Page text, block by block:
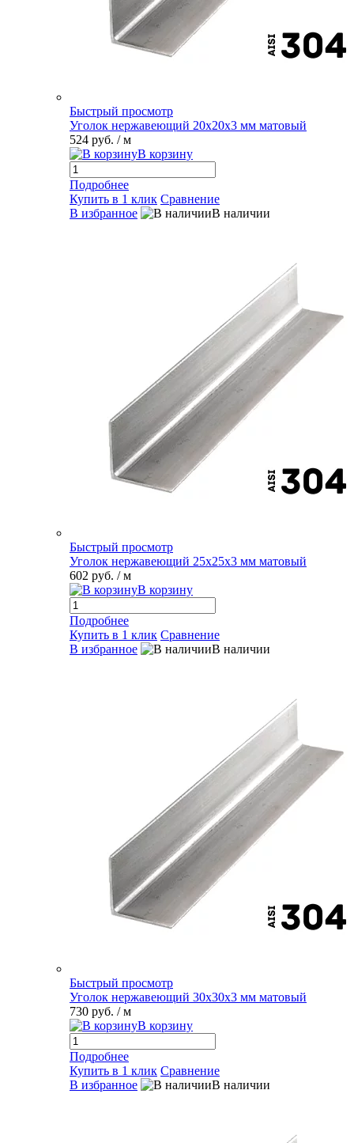
Быстрый просмотр
Уголок нержавеющий 20х20х3 мм матовый
524 руб. / м
В корзину
Подробнее
Купить в 1 клик Сравнение
В избранное
В наличии
Быстрый просмотр
Уголок нержавеющий 25х25х3 мм матовый
602 руб. / м
В корзину
Подробнее
Купить в 1 клик Сравнение
В избранное
В наличии
Быстрый просмотр
Уголок нержавеющий 30х30х3 мм матовый
730 руб. / м
В корзину
Подробнее
Купить в 1 клик Сравнение
В избранное
В наличии